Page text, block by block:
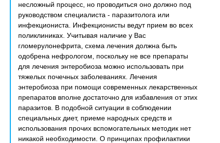
несложный процесс, но проводиться оно должно под
руководством специалиста - паразитолога или
инфекциониста. Инфекционисты ведут прием во всех
поликлиниках. Учитывая наличие у Вас
гломерулонефрита, схема лечения должна быть
одобрена нефрологом, поскольку не все препараты
для лечения энтеробиоза можно использовать при
тяжелых почечных заболеваниях. Лечения
энтеробиоза при помощи современных лекарственных
препаратов вполне достаточно для избавления от этих
паразитов. В подобной ситуации в соблюдении
специальных диет, приеме народных средств и
использования прочих вспомогательных методик нет
никакой необходимости. О принципах профилактики